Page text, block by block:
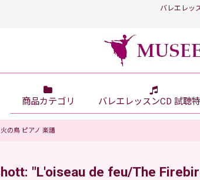
バレエレッ
商品カテゴリ バレエレッスンCD 試聴
火の鳥 ピアノ 楽譜
"L'oiseau de feu/The